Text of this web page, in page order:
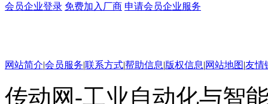
会员企业登录 免费加入厂商 申请会员企业服务
网站简介|会员服务|联系方式|帮助信息|版权信息|网站地图|友情
传动网-工业自动化与智